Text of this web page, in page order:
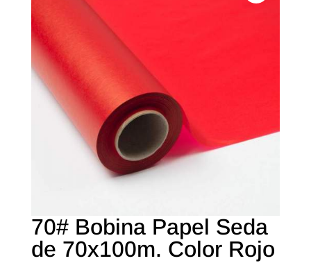
70# Bobina Papel Seda
de 70x100m. Color Rojo